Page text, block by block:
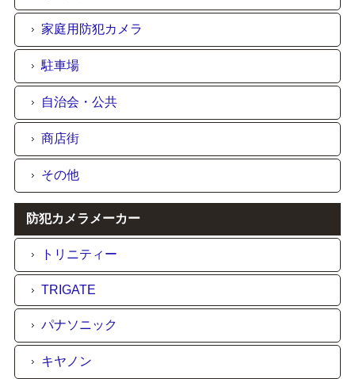
家庭用防犯カメラ
駐車場
自治会・公共
商店街
その他
防犯カメラメーカー
トリニティー
TRIGATE
パナソニック
キヤノン